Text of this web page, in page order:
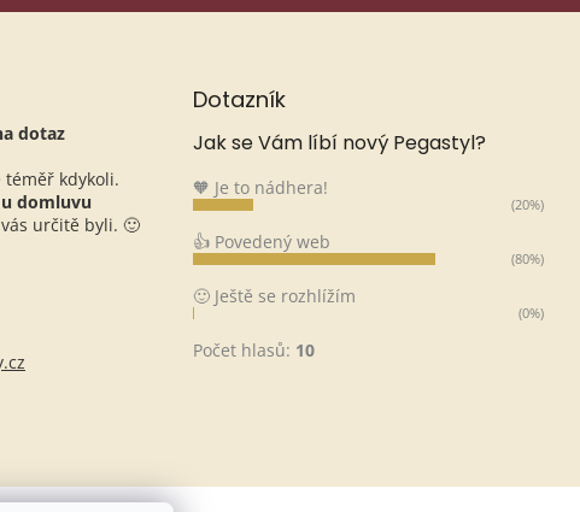
dotaz
kdykoli.
domluvu
určitě byli. 🙂
Dotazník
Jak se Vám líbí nový Pegastyl?
🧡 Je to nádhera!
(20%)
👍 Povedený web
(80%)
🙂 Ještě se rozhlížím
(0%)
Počet hlasů: 10